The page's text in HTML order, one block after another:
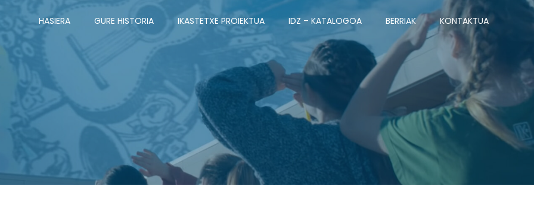
HASIERA GURE HISTORIA IKASTETXE PROIEKTUA IDZ – KATALOGOA BERRIAK KONTAKTUA